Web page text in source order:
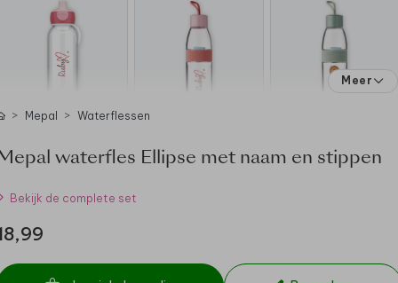
Meer
Mepal Waterflessen
waterfles Ellipse met naam en stippen
Bekijk de complete set